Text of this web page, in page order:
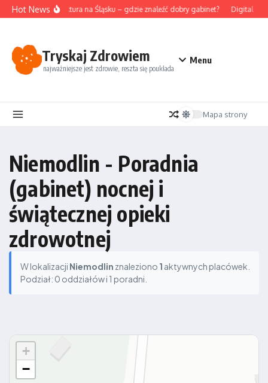
Przejdź do treści
Hot NewsAkupunktura na Śląsku – gdzie znaleźć dobry gabinet? Digital
Tryskaj Zdrowiem
najważniejsze jest zdrowie, reszta się poukłada
Menu
Mapa strony
Niemodlin - Poradnia
(gabinet) nocnej i
świątecznej opieki
zdrowotnej
W lokalizacji Niemodlin znaleziono 1 aktywnych placówek.
Podział: 0 oddziałów i 1 poradni.
+
−